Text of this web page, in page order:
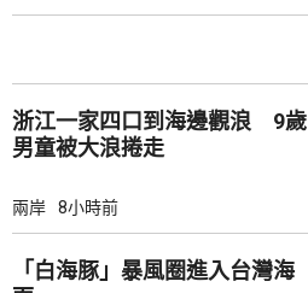
浙江一家四口到海邊觀浪 9歲
男童被大浪捲走
兩岸 8小時前
「白海豚」暴風圈進入台灣海